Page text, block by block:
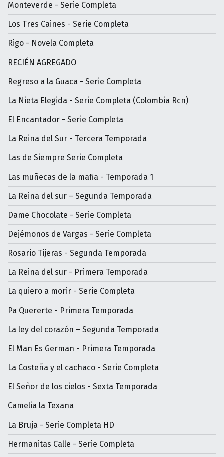
Monteverde - Serie Completa
Los Tres Caines - Serie Completa
Rigo - Novela Completa
RECIÉN AGREGADO
Regreso a la Guaca - Serie Completa
La Nieta Elegida - Serie Completa (Colombia Rcn)
El Encantador - Serie Completa
La Reina del Sur - Tercera Temporada
Las de Siempre Serie Completa
Las muñecas de la mafia - Temporada 1
La Reina del sur – Segunda Temporada
Dame Chocolate - Serie Completa
Dejémonos de Vargas - Serie Completa
Rosario Tijeras - Segunda Temporada
La Reina del sur - Primera Temporada
La quiero a morir - Serie Completa
Pa Quererte - Primera Temporada
La ley del corazón – Segunda Temporada
El Man Es German - Primera Temporada
La Costeña y el cachaco - Serie Completa
El Señor de los cielos - Sexta Temporada
Camelia la Texana
La Bruja - Serie Completa HD
Hermanitas Calle - Serie Completa